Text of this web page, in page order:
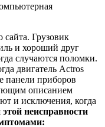
сайта. Грузовик
и хороший друг
случаются поломки.
двигатель Actros
панели приборов
описанием
и исключения, когда
неисправности